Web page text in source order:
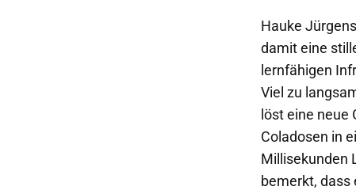
Hauke
damit eine
lernfähigen
Viel zu
löst eine neue
Coladosen in
Millisekunden
bemerkt, dass